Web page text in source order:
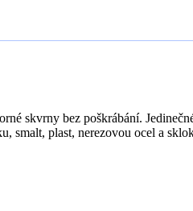
skvrny bez poškrábání.
smalt, plast, nerezovou ocel a